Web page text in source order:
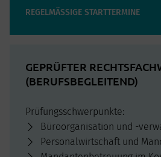
REGELMÄSSIGE STARTTERMINE
GEPRÜFTER
(BERUFSBEGLEITEND)
Prüfungsschwerpunkte:
Büroorganisation und -
Personalwirtschaft und